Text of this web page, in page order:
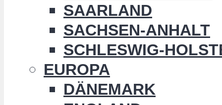
SAARLAND
SACHSEN-ANHALT
SCHLESWIG-
EUROPA
DÄNEMARK